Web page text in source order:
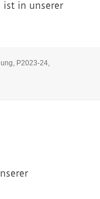
ist in unserer
P2023-24
2023